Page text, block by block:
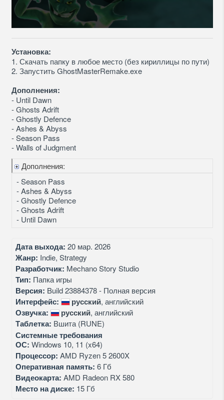
Установка:
1. Скачать папку в любое место (без кириллицы по пути)
2. Запустить GhostMasterRemake.exe
Дополнения:
- Until Dawn
- Ghosts Adrift
- Ghostly Defence
- Ashes & Abyss
- Season Pass
- Walls of Judgment
Дополнения:
- Season Pass
- Ashes & Abyss
- Ghostly Defence
- Ghosts Adrift
- Until Dawn
Дата выхода: 20 мар. 2026
Жанр: Indie, Strategy
Разработчик: Mechano Story Studio
Тип: Папка игры
Версия: Build 23884378 - Полная версия
Интерфейс: русский, английский
Озвучка: русский, английский
Таблетка: Вшита (RUNE)
Системные требования
ОС: Windows 10, 11 (x64)
Процессор: AMD Ryzen 5 2600X
Оперативная память: 6 Гб
Видеокарта: AMD Radeon RX 580
Место на диске: 15 Гб